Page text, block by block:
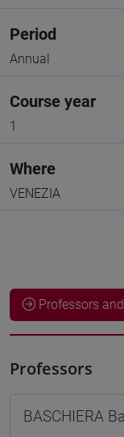
Period
Annual
Course year
1
Where
VENEZIA
Professors
Professors
BASCHIERA